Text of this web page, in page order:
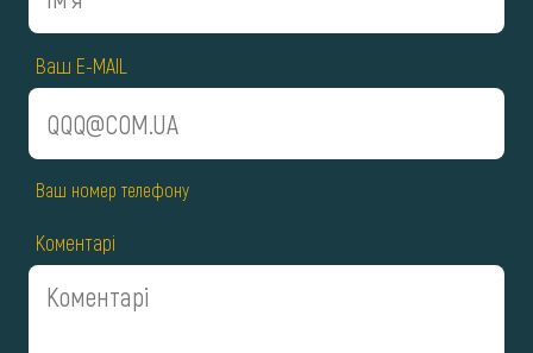
Ваш E-MAIL
Ваш номер телефону
Коментарі